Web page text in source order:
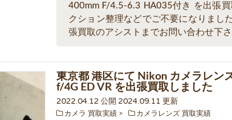
400mm F/4.5-6.3 HA035付き を出張
クション整理などでご不要になりまし
張買取のアシストまでお問い合わせ下さ
東京都 港区にて Nikon カメラレン
f/4G ED VR を出張買取しました
2022.04.12 公開 2024.09.11 更新
カメラ 買取実績 カメラレンズ 買取実績